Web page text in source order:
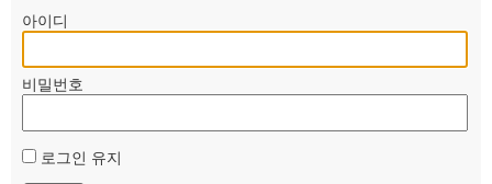
아이디
비밀번호
로그인 유지
부설기관